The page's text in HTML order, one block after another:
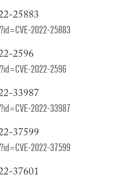
25883
2022-25883
2596
2022-2596
33987
2022-33987
37599
2022-37599
37601